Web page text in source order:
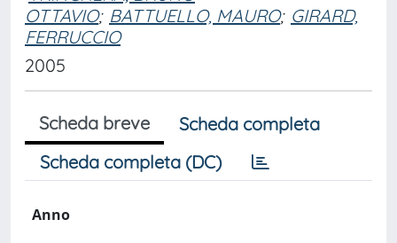
OTTAVIO; BATTUELLO, MAURO; GIRARD,
FERRUCCIO
2005
Scheda breve
Scheda completa
Scheda completa (DC)
Anno